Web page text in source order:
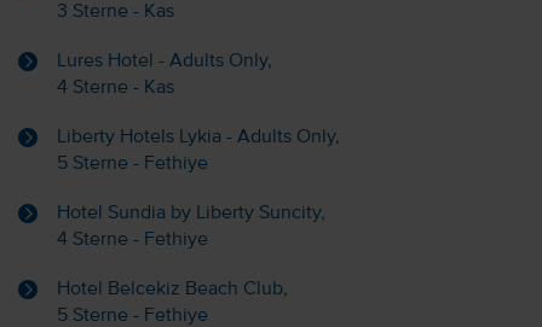
3 Sterne - Kas
Lures Hotel - Adults Only,
4 Sterne - Kas
Liberty Hotels Lykia - Adults Only,
5 Sterne - Fethiye
Hotel Sundia by Liberty Suncity,
4 Sterne - Fethiye
Hotel Belcekiz Beach Club,
5 Sterne - Fethiye